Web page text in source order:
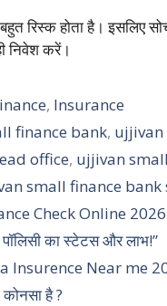
बहुत रिस्क होता है। इसलिए
निवेश करें।
, Insurance
finance bank, ujjivan
office, ujjivan
small finance bank
Check Online
का स्टेटस और लाभ!”
Insurence Near me
कोनसा है ?